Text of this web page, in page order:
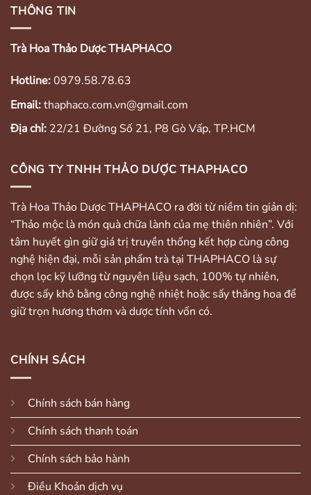
THÔNG TIN
Trà Hoa Thảo Dược THAPHACO
Hotline:0979.58.78.63
Email:thaphaco.com.vn@gmail.com
Địa chỉ: 22/21 Đường Số 21, P8 Gò Vấp, TP.HCM
CÔNG TY TNHH THẢO DƯỢC THAPHACO
Trà Hoa Thảo Dược THAPHACO ra đời từ niềm tin giản dị:
“Thảo mộc là món quà chữa lành của mẹ thiên nhiên”. Với
tâm huyết gìn giữ giá trị truyền thống kết hợp cùng công
nghệ hiện đại, mỗi sản phẩm trà tại THAPHACO là sự
chọn lọc kỹ lưỡng từ nguyên liệu sạch, 100% tự nhiên,
được sấy khô bằng công nghệ nhiệt hoặc sấy thăng hoa để
giữ trọn hương thơm và dược tính vốn có.
CHÍNH SÁCH
Chính sách bán hàng
Chính sách thanh toán
Chính sách bảo hành
Điều Khoản dịch vụ